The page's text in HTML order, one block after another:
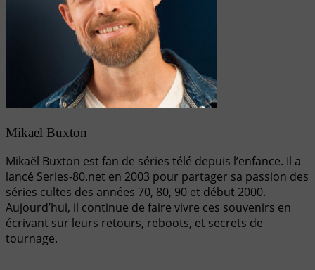
Mikael Buxton
Mikaël Buxton est fan de séries télé depuis l’enfance. Il a
lancé Series-80.net en 2003 pour partager sa passion des
séries cultes des années 70, 80, 90 et début 2000.
Aujourd’hui, il continue de faire vivre ces souvenirs en
écrivant sur leurs retours, reboots, et secrets de
tournage.